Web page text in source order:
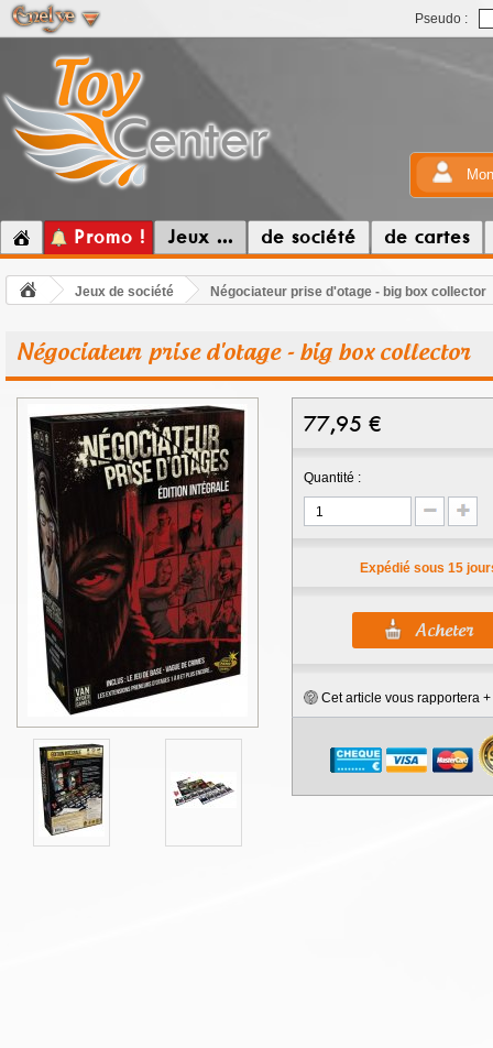
Pseudo :
Promo ! Jeux ... de société de cartes
Jeux de société Négociateur prise d'otage - big box collector
Négociateur prise d'otage - big box collector
77,95 €
Quantité :
Expédié sous 15
Cet article vous rapportera +